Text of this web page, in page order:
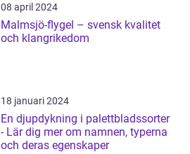
08 april 2024
Malmsjö-flygel – svensk kvalitet
och klangrikedom
18 januari 2024
En djupdykning i palettbladssorter
- Lär dig mer om namnen, typerna
och deras egenskaper